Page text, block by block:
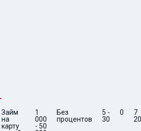
Займ
на
карту
1
000
- 50
Без
процентов
5 -
30
0
7